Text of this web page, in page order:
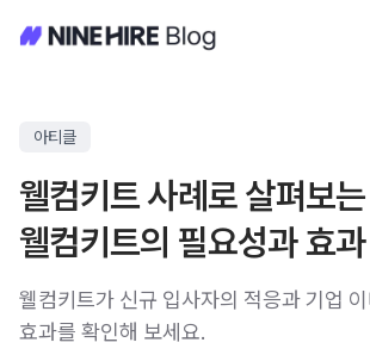
아티클
웰컴키트 사례로 살펴보는
웰컴키트의 필요성과 효과
웰컴키트가 신규 입사자의 적응과 기업
효과를 확인해 보세요.